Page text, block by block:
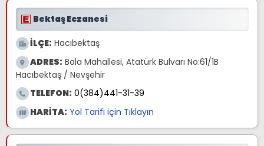
Bektaş Eczanesi
İLÇE: Hacıbektaş
ADRES: Bala Mahallesi, Atatürk Bulvarı No:61/1B
Hacıbektaş / Nevşehir
TELEFON: 0(384)441-31-39
HARİTA: Yol Tarifi için Tıklayın